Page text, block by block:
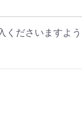
くださいますよ